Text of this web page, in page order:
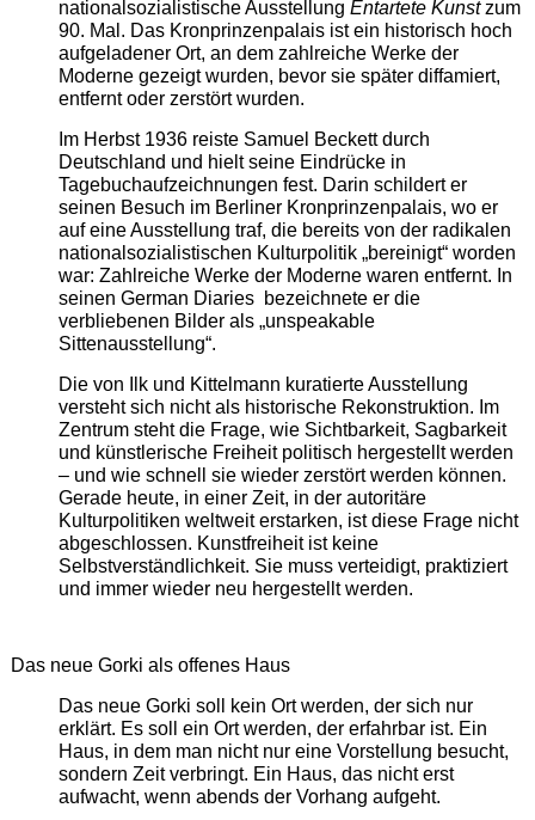
nationalsozialistische Ausstellung Entartete Kunstzum
90. Mal. Das Kronprinzenpalais ist ein historisch hoch
aufgeladener Ort, an dem zahlreiche Werke der
Moderne gezeigt wurden, bevor sie später diffamiert,
entfernt oder zerstört wurden.
Im Herbst 1936 reiste Samuel Beckett durch
Deutschland und hielt seine Eindrücke in
Tagebuchaufzeichnungen fest. Darin schildert er
seinen Besuch im Berliner Kronprinzenpalais, wo er
auf eine Ausstellung traf, die bereits von der radikalen
nationalsozialistischen Kulturpolitik „bereinigt“ worden
war: Zahlreiche Werke der Moderne waren entfernt. In
seinen German Diaries bezeichnete er die
verbliebenen Bilder als „unspeakable
Sittenausstellung“.
Die von Ilk und Kittelmann kuratierte Ausstellung
versteht sich nicht als historische Rekonstruktion. Im
Zentrum steht die Frage, wie Sichtbarkeit, Sagbarkeit
und künstlerische Freiheit politisch hergestellt werden
– und wie schnell sie wieder zerstört werden können.
Gerade heute, in einer Zeit, in der autoritäre
Kulturpolitiken weltweit erstarken, ist diese Frage nicht
abgeschlossen. Kunstfreiheit ist keine
Selbstverständlichkeit. Sie muss verteidigt, praktiziert
und immer wieder neu hergestellt werden.
Das neue Gorki als offenes Haus
Das neue Gorki soll kein Ort werden, der sich nur
erklärt. Es soll ein Ort werden, der erfahrbar ist. Ein
Haus, in dem man nicht nur eine Vorstellung besucht,
sondern Zeit verbringt. Ein Haus, das nicht erst
aufwacht, wenn abends der Vorhang aufgeht.